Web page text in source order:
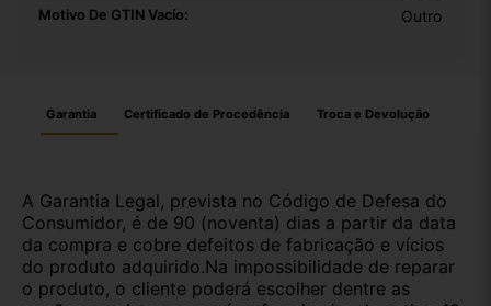
Motivo De GTIN Vacío: Outro
Garantia Certificado de Procedência Troca e Devolução
A Garantia Legal, prevista no Código de Defesa do
Consumidor, é de 90 (noventa) dias a partir da data
da compra e cobre defeitos de fabricação e vícios
do produto adquirido.Na impossibilidade de reparar
o produto, o cliente poderá escolher dentre as